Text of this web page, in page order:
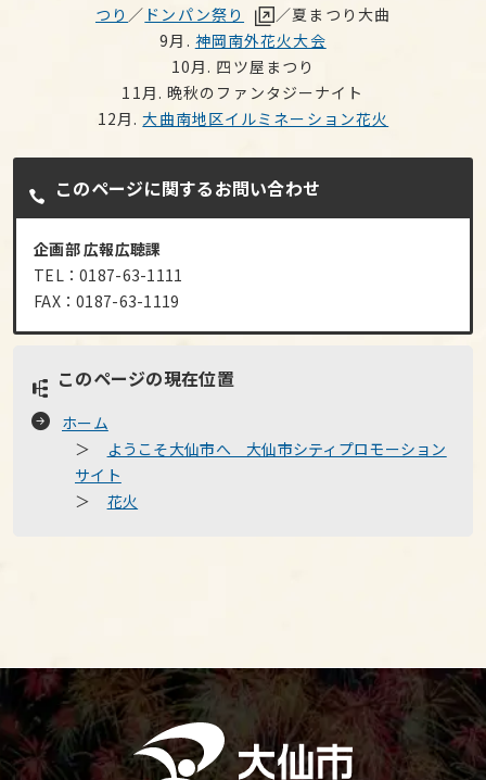
つり ／ ドンパン祭り
／夏まつり大曲
9月. 神岡南外花火大会
10月. 四ツ屋まつり
11月. 晩秋のファンタジーナイト
12月.大曲南地区イルミネーション花火
このページに関するお問い合わせ
企画部 広報広聴課
TEL：0187-63-1111
FAX：0187-63-1119
このページの現在位置
ホーム
ようこそ大仙市へ 大仙市シティプロモーション
サイト
花火